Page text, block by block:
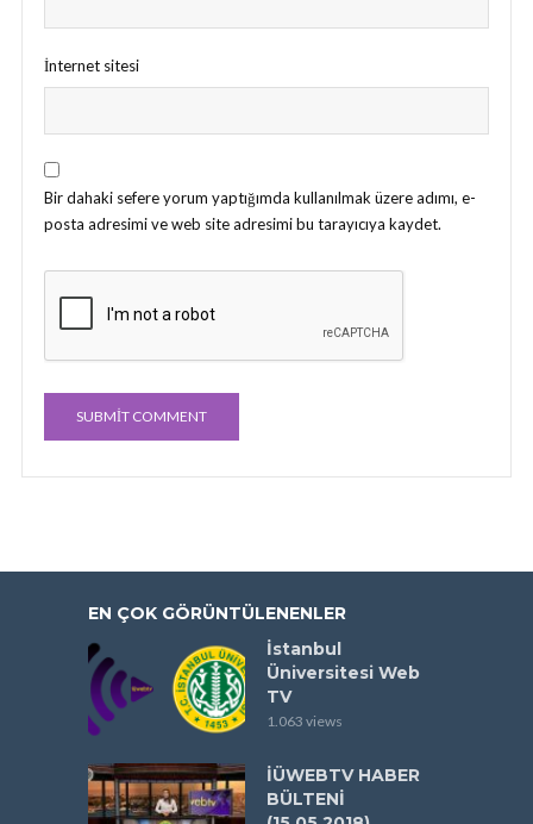
İnternet sitesi
Bir dahaki sefere yorum yaptığımda kullanılmak üzere adımı, e-
posta adresimi ve web site adresimi bu tarayıcıya kaydet.
EN ÇOK GÖRÜNTÜLENENLER
İstanbul
Üniversitesi Web
TV
1.063 views
İÜWEBTV HABER
BÜLTENİ